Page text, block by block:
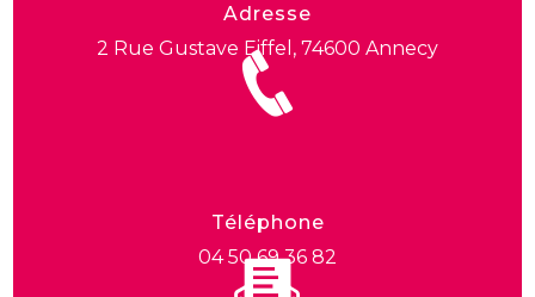
Adresse
2 Rue Gustave Eiffel, 74600 Annecy
Téléphone
04 50 69 36 82